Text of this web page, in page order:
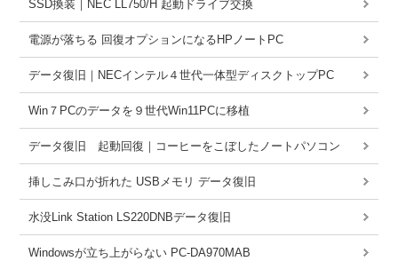
SSD換装｜NEC LL750/H 起動ドライブ交換
電源が落ちる 回復オプションになるHPノートPC
データ復旧｜NECインテル４世代一体型ディスクトップPC
Win７PCのデータを９世代Win11PCに移植
データ復旧 起動回復｜コーヒーをこぼしたノートパソコン
挿しこみ口が折れた USBメモリ データ復旧
水没Link Station LS220DNBデータ復旧
Windowsが立ち上がらない PC-DA970MAB